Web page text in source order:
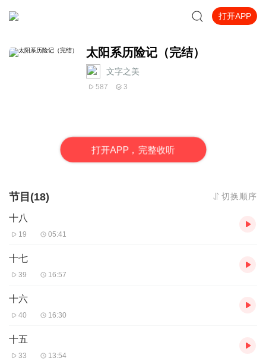
打开APP
太阳系历险记（完结）
文字之美
587 3
打开APP，完整收听
节目(18) 切换顺序
十八
19 05:41
十七
39 16:57
十六
40 16:30
十五
33 13:54